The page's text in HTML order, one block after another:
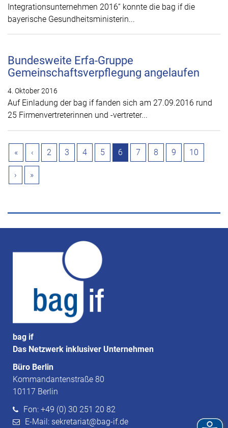
Integrationsunternehmen 2016“ konnte die bag if die
bayerische Gesundheitsministerin...
Bundesweite Erfa-Gruppe
Gemeinschaftsverpflegung angelaufen
4. Oktober 2016
Auf Einladung der bag if fanden sich am 27.09.2016 rund
25 Firmenvertreterinnen und -vertreter...
« ‹ 2 3 4 5 6 7 8 9 10
› »
bag if
Das Netzwerk inklusiver Unternehmen
Büro Berlin
Kommandantenstraße 80
10117 Berlin
Fon: +49 (0) 30 251 20 82
E-Mail: sekretariat@bag-if.de